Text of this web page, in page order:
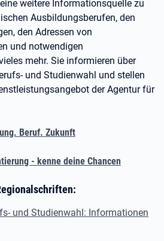
weitere Informationsquelle zu
Ausbildungsberufen, den
den Adressen von
und notwendigen
mehr. Sie informieren über
und Studienwahl und stellen
der Agentur für
Beruf. Zukunft
- kenne deine Chancen
und Studienwahl: Informationen